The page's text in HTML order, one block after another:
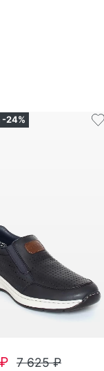
24%
₽ 7 625₽